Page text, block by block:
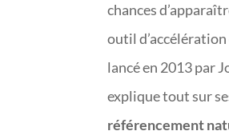
chances
outil
lancé en 2013 par
explique tout sur
référencement